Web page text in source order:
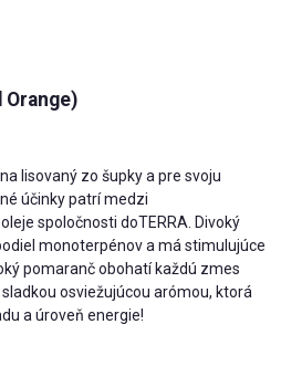
Orange)
lisovaný zo šupky a pre svoju
účinky patrí medzi
spoločnosti doTERRA. Divoký
monoterpénov a má stimulujúce
pomaranč obohatí každú zmes
osviežujúcou arómou, ktorá
a úroveň energie!